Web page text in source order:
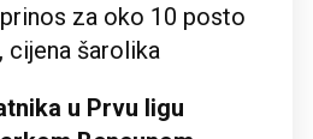
za oko 10 posto
cijena šarolika
u Prvu ligu